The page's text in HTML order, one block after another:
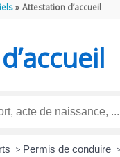
Attestation d’accueil
> Permis de conduire >